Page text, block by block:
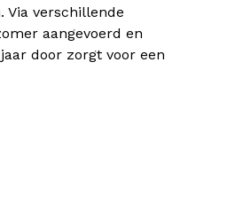
Via verschillende
aangevoerd en
door zorgt voor een